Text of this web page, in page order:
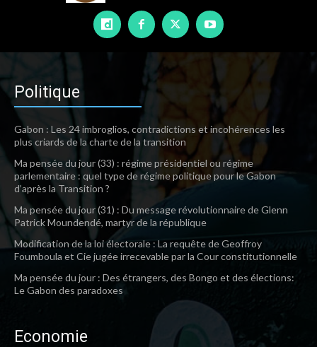
Politique
Gabon : Les 24 imbroglios, contradictions et incohérences les
plus criards de la charte de la transition
Ma pensée du jour (33) : régime présidentiel ou régime
parlementaire : quel type de régime politique pour le Gabon
d’après la Transition ?
Ma pensée du jour (31) : Du message révolutionnaire de Glenn
Patrick Moundendé, martyr de la république
Modification de la loi électorale : La requête de Geoffroy
Foumboula et Cie jugée irrecevable par la Cour constitutionnelle
Ma pensée du jour : Des étrangers, des Bongo et des élections:
Le Gabon des paradoxes
Economie